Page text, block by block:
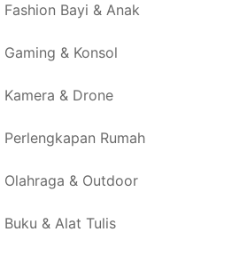
Fashion Bayi & Anak
Gaming & Konsol
Kamera & Drone
Perlengkapan Rumah
Olahraga & Outdoor
Buku & Alat Tulis